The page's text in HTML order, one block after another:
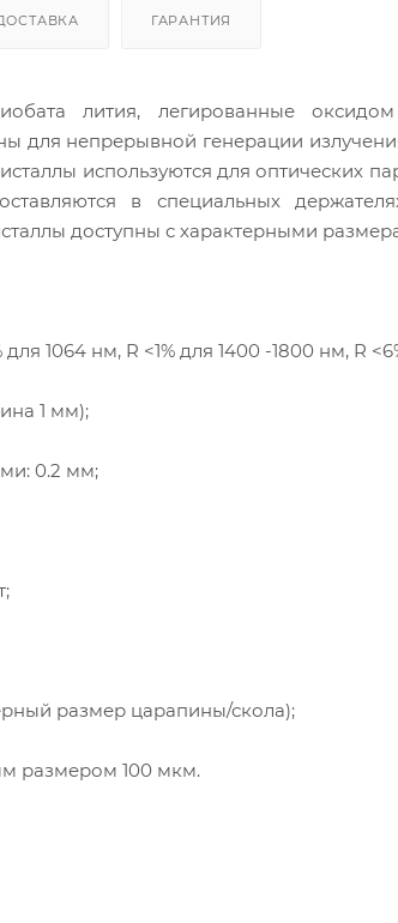
ГАРАНТИЯ
лития, легированные
для непрерывной генерации
используются для оптических
в специальных
доступны с характерными
1064 нм, R <1% для 1400 -1800 нм, R
1 мм);
0.2 мм;
размер царапины/скола);
размером 100 мкм.